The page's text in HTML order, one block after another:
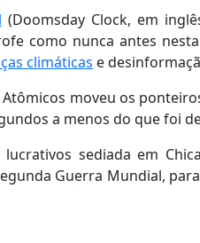
(Doomsday Clock, em
como nunca antes
climáticas e
moveu os
a menos do que foi
sediada em
Guerra Mundial,